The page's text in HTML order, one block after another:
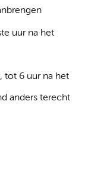
uur na het
tot 6 uur na het
anders terecht